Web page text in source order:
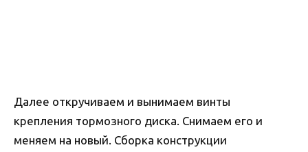
Далее откручиваем и вынимаем винты
крепления тормозного диска. Снимаем его и
меняем на новый. Сборка конструкции